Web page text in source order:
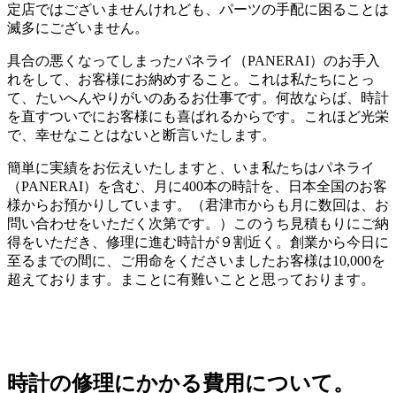
定店ではございませんけれども、パーツの手配に困ることは
滅多にございません。
具合の悪くなってしまったパネライ（PANERAI）のお手入
れをして、お客様にお納めすること。これは私たちにとっ
て、たいへんやりがいのあるお仕事です。何故ならば、時計
を直すついでにお客様にも喜ばれるからです。これほど光栄
で、幸せなことはないと断言いたします。
簡単に実績をお伝えいたしますと、いま私たちはパネライ
（PANERAI）を含む、月に400本の時計を、日本全国のお客
様からお預かりしています。（君津市からも月に数回は、お
問い合わせをいただく次第です。）このうち見積もりにご納
得をいただき、修理に進む時計が９割近く。創業から今日に
至るまでの間に、ご用命をくださいましたお客様は10,000を
超えております。まことに有難いことと思っております。
時計の修理にかかる費用について。